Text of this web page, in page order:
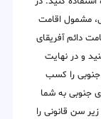
مشمول اقامت
دائم آفریقای
و در نهایت
جنوبی را کسب
جنوبی به شما
سن قانونی را